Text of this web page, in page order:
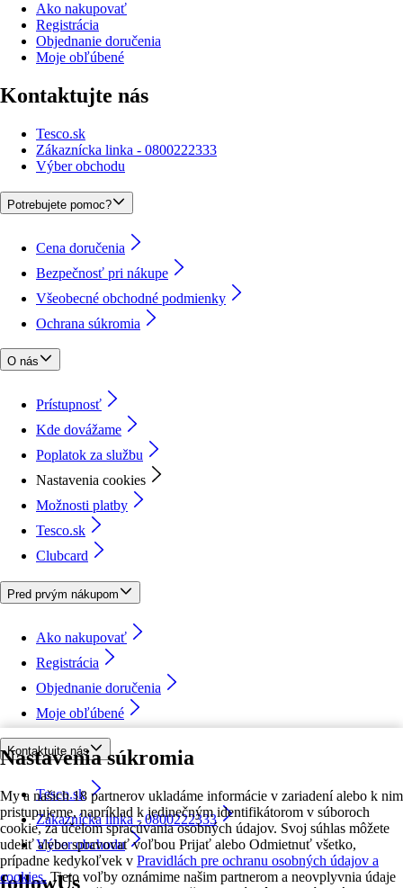
Nastavenia súkromia
My a našich 18 partnerov ukladáme informácie v zariadení alebo k nim
pristupujeme, napríklad k jedinečným identifikátorom v súboroch
cookie, za účelom spracúvania osobných údajov. Svoj súhlas môžete
udeliť alebo spravovať voľbou Prijať alebo Odmietnuť všetko,
prípadne kedykoľvek v Pravidlách pre ochranu osobných údajov a
cookies. Tieto voľby oznámime našim partnerom a neovplyvnia údaje
Ako nakupovať
Registrácia
Objednanie doručenia
Moje obľúbené
Kontaktujte nás
Tesco.sk
Zákaznícka linka - 0800222333
Výber obchodu
Potrebujete pomoc?
Cena doručenia
Bezpečnosť pri nákupe
Všeobecné obchodné podmienky
Ochrana súkromia
O nás
Prístupnosť
Kde dovážame
Poplatok za službu
Nastavenia cookies
Možnosti platby
Tesco.sk
Clubcard
Pred prvým nákupom
Ako nakupovať
Registrácia
Objednanie doručenia
Moje obľúbené
Kontaktujte nás
Tesco.sk
Zákaznícka linka - 0800222333
Výber obchodu
followUs